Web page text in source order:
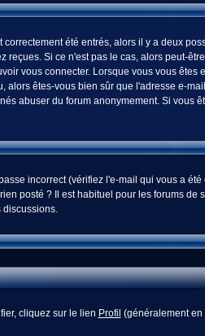
été entrés, alors il y a deux
Si ce n'est pas le cas, alors peut-
vous connecter. Lorsque vous vous
êtes-vous bien sûr que l'adresse e-
abuser du forum anonymement. Si vous
incorrect (vérifiez l'e-mail qui vous a
posté ? Il est habituel pour les forums
discussions.
cliquez sur le lien Profil (généralement en